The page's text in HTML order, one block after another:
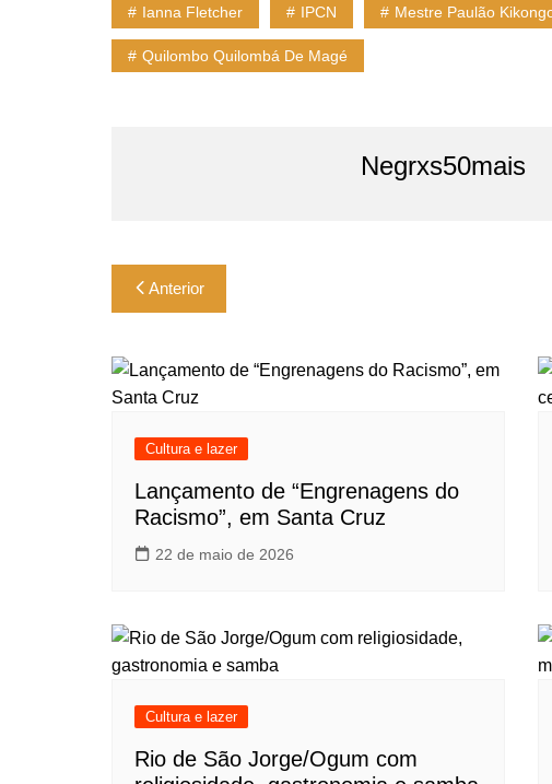
Ianna Fletcher IPCN Mestre Paulão
Quilombo Quilombá De Magé
Negrxs50mais
Navegação
de
Post
Anterior
Cultura e lazer
Lançamento de “Engrenagens do
Racismo”, em Santa Cruz
22 de maio de 2026
Cultura e lazer
Rio de São Jorge/Ogum com